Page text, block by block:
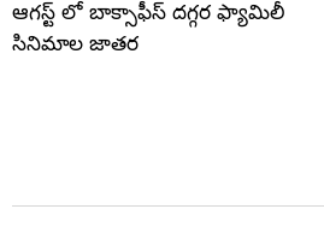
ఆగస్ట్ లో బాక్సాఫీస్ దగ్గర ఫ్యామిలీ
సినిమాల జాతర